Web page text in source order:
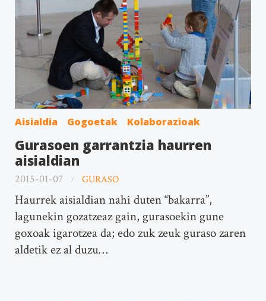
Aisialdia Gogoetak Kolaborazioak
Gurasoen garrantzia haurren
aisialdian
2015-01-07 GURASO
Haurrek aisialdian nahi duten “bakarra”,
lagunekin gozatzeaz gain, gurasoekin gune
goxoak igarotzea da; edo zuk zeuk guraso zaren
aldetik ez al duzu…